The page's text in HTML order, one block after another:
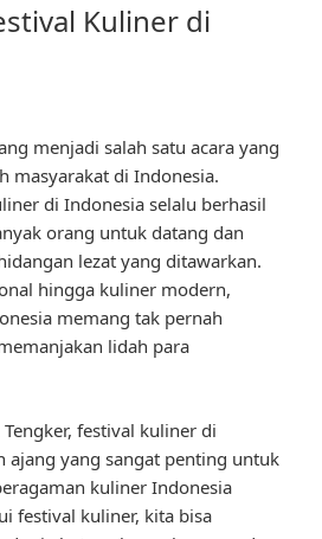
Kuliner di
menjadi salah satu acara yang
masyarakat di Indonesia.
di Indonesia selalu berhasil
orang untuk datang dan
lezat yang ditawarkan.
hingga kuliner modern,
memang tak pernah
lidah para
festival kuliner di
ajang yang sangat penting untuk
kuliner Indonesia
festival kuliner, kita bisa